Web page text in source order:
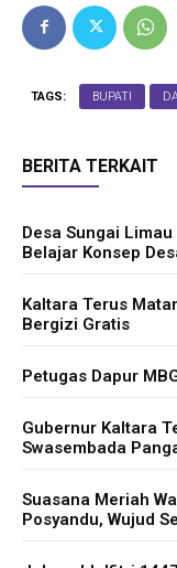
TAGS: BUPATI
BERITA TERKAIT
Desa Sungai
Belajar Konsep
Kaltara Terus
Bergizi Gratis
Petugas Dapur
Gubernur Kaltara
Swasembada
Suasana Meriah
Posyandu, Wujud